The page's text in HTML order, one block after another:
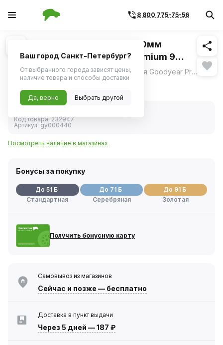
8 800 775-75-56
1/4 Похожие
Щетка стеклоочистителя 510мм
бескаркасная (Goodyear) Premium 9
переходников
Бескаркасная щетка стеклоочистителя Goodyear Premium с уникальной системой креплений Clip Adapters с симметричным аэродинамическим спойлером обеспечивает плотное прилегание лезвия к стеклу и качественную очистку в том числе высокой скорости. ещё
Код товара:232947
Артикул: gy000440
Посмотреть наличие в магазинах
Бонусы за покупку
До 51 Б
Стандартная
До 71 Б
Серебряная
До 91 Б
Золотая
Получить бонусную карту
Самовывоз из магазинов
Сейчас и позже — бесплатно
Доставка в пункт выдачи
Через 5 дней —187 ₽
Ваш город Санкт-Петербург?
От выбранного города зависят цены,
наличие товара и способы доставки
Да, верно Выбрать другой